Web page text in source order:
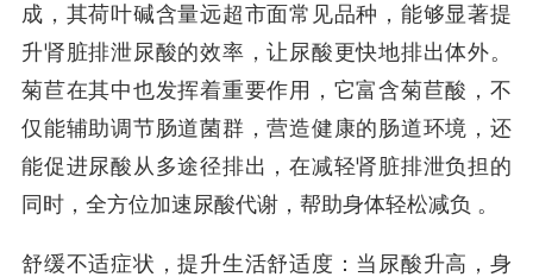
成，其荷叶碱含量远超市面常见品种，能够显著提
升肾脏排泄尿酸的效率，让尿酸更快地排出体外。
菊苣在其中也发挥着重要作用，它富含菊苣酸，不
仅能辅助调节肠道菌群，营造健康的肠道环境，还
能促进尿酸从多途径排出，在减轻肾脏排泄负担的
同时，全方位加速尿酸代谢，帮助身体轻松减负 。
舒缓不适症状，提升生活舒适度：当尿酸升高，身